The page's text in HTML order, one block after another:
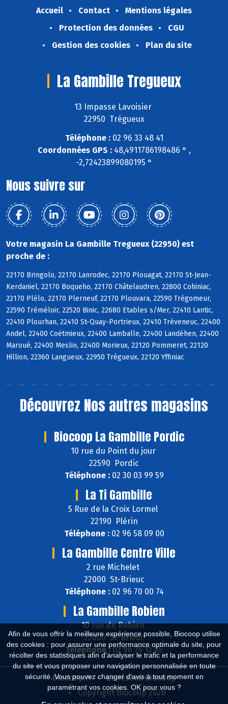
Afin de vous offrir la meilleure expérience possible, Biocoop utilise
des cookies : pour assurer une performance optimale du site, pour
récolter des statistiques afin d'analyser le trafic et la performance
du site et vous proposer une navigation personnalisée en toute
sécurité. Vous pouvez changer d'avis à tout moment en
paramétrant vos cookies. OK pour vous ?
Accueil Contact
Mentions légales
Protection des données
CGU
Gestion des cookies
Plan du site
La Gambille Tregueux
13 Impasse Lavoisier
22950 Trégueux
Téléphone :02 96 33 48 41
Coordonnées GPS :48,4911786198486 ° ,
-2,72423899080195 °
Nous suivre sur
Votre magasin La Gambille Tregueux (22950) est
proche de :
22170 Bringolo, 22170 Lanrodec, 22170 Plouagat, 22170 St-Jean-
Kerdaniel, 22170 Boqueho, 22170 Châtelaudren, 22800 Cohiniac,
22170 Plélo, 22170 Plerneuf, 22170 Plouvara, 22590 Trégomeur,
22590 Tréméloir, 22520 Binic, 22680 Etables s/Mer, 22410 Lantic,
22410 Plourhan, 22410 St-Quay-Portrieux, 22410 Tréveneuc, 22400
Andel, 22400 Coëtmieux, 22400 Lamballe, 22400 Landéhen, 22400
Maroué, 22400 Meslin, 22400 Morieux, 22120 Pommeret, 22120
Hillion, 22360 Langueux, 22950 Trégueux, 22120 Yffiniac
Découvrez Nos autres magasins
Biocoop La Gambille Pordic
10 rue du Point du jour
22590 Pordic
Téléphone :02 30 03 99 59
La Ti Gambille
5 Rue de la Croix Lormel
22190 Plérin
Téléphone :02 96 58 09 00
La Gambille Centre Ville
2 rue Michelet
22000 St-Brieuc
Téléphone :02 96 70 00 74
La Gambille Robien
10 rue de Robien
22000 St-Brieuc
Téléphone :02 96 75 12 85
Biocoop.fr
Le réseau Biocoop
Copyright Biocoop 2026